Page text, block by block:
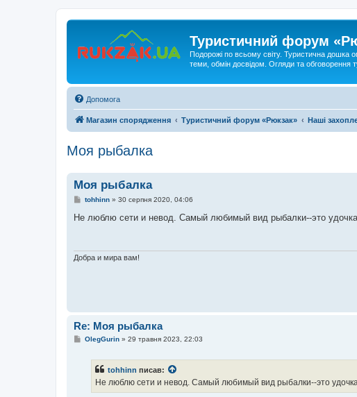
Туристичний форум
Подорожі по всьому світу. Туристична дошка
теми, обмін досвідом. Огляди та обговорення
Допомога
Магазин спорядження Туристичний форум «Рюкзак» Наші
Моя рыбалка
Моя рыбалка
П
в
л
tohhinn» 30 серпня 2020, 04:06
Не люблю сети и невод. Самый любимый вид рыбалки--это
Добра и мира вам!
Re: Моя рыбалка
ПOlegGurin» 29 травня 2023, 22:03
tohhinn писав:
Не люблю сети и невод. Самый любимый вид рыбалки--это